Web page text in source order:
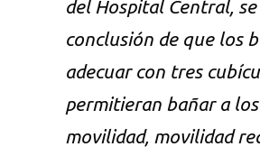
del Hospital Central,
conclusión de que los
adecuar con tres
permitieran bañar a
movilidad, movilidad